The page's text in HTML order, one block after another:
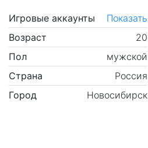
Игровые аккаунты
Показать
Возраст
20
Пол
мужской
Страна
Россия
Город
Новосибирск